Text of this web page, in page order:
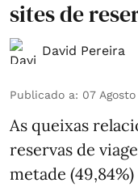
sites de
David Pereira
Publicado a: 07 Agosto
As queixas
reservas de
metade